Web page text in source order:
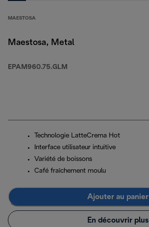
MAESTOSA
Maestosa, Metal
EPAM960.75.GLM
Technologie LatteCrema Hot
Interface utilisateur intuitive
Variété de boissons
Café fraîchement moulu
Ajouter au panier
En découvrir plus